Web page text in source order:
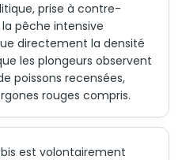
prise à contre-
pêche intensive
directement la densité
les plongeurs observent
poissons recensées,
rouges compris.
est volontairement